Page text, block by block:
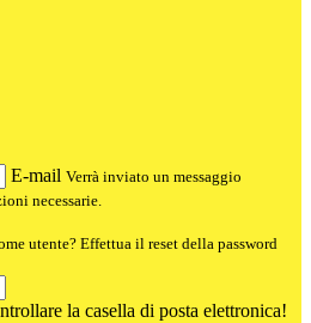
E-mail Verrà inviato un messaggio
necessarie.
utente? Effettua il reset della password
la casella di posta elettronica!